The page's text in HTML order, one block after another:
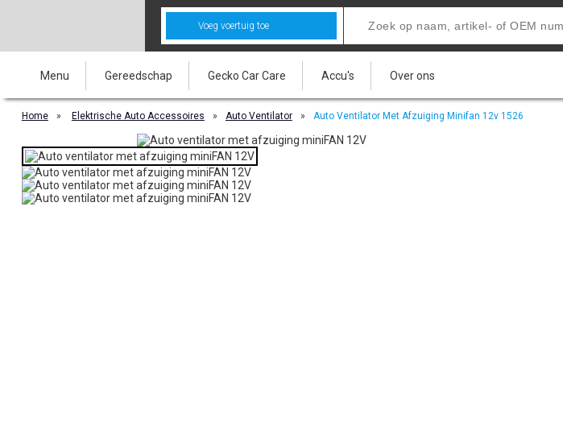
Voeg voertuig toe
Menu Gereedschap Gecko Car Care Accu's Over ons
Home » Elektrische Auto Accessoires » Auto Ventilator » Auto Ventilator Met Afzuiging Minifan 12v 1526